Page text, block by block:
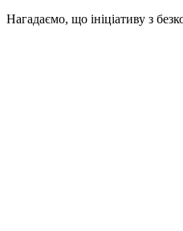
Нагадаємо, що ініціативу з